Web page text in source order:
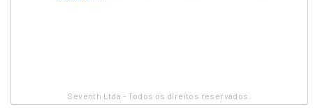
Seventh Ltda - Todos os direitos reservados.